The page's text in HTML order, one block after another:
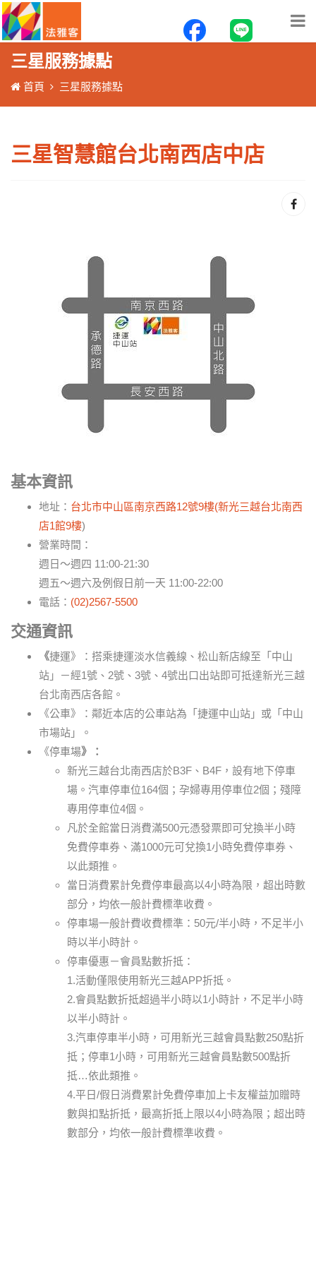
三星服務據點
首頁 三星服務據點
三星智慧館台北南西店中店
基本資訊
地址： 台北市中山區南京西路12號9樓(新光三越台北南西
店1館9樓)
營業時間：
週日～週四 11:00-21:30
週五～週六及例假日前一天 11:00-22:00
電話： (02)2567-5500
交通資訊
《捷運》：搭乘捷運淡水信義線、松山新店線至「中山
站」－經1號、2號、3號、4號出口出站即可抵達新光三越
台北南西店各館。
《公車》：鄰近本店的公車站為「捷運中山站」或「中山
市場站」。
《停車場》：
新光三越台北南西店於B3F、B4F，設有地下停車
場。汽車停車位164個；孕婦專用停車位2個；殘障
專用停車位4個。
凡於全館當日消費滿500元憑發票即可兌換半小時
免費停車券、滿1000元可兌換1小時免費停車券、
以此類推。
當日消費累計免費停車最高以4小時為限，超出時數
部分，均依一般計費標準收費。
停車場一般計費收費標準：50元/半小時，不足半小
時以半小時計。
停車優惠－會員點數折抵：
1.活動僅限使用新光三越APP折抵。
2.會員點數折抵超過半小時以1小時計，不足半小時
以半小時計。
3.汽車停車半小時，可用新光三越會員點數250點折
抵；停車1小時，可用新光三越會員點數500點折
抵…依此類推。
4.平日/假日消費累計免費停車加上卡友權益加贈時
數與扣點折抵，最高折抵上限以4小時為限；超出時
數部分，均依一般計費標準收費。